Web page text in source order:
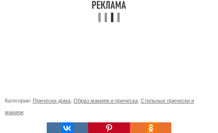
Категории: Прически дома Образ макияж и прическа Стильные прически и
макияж